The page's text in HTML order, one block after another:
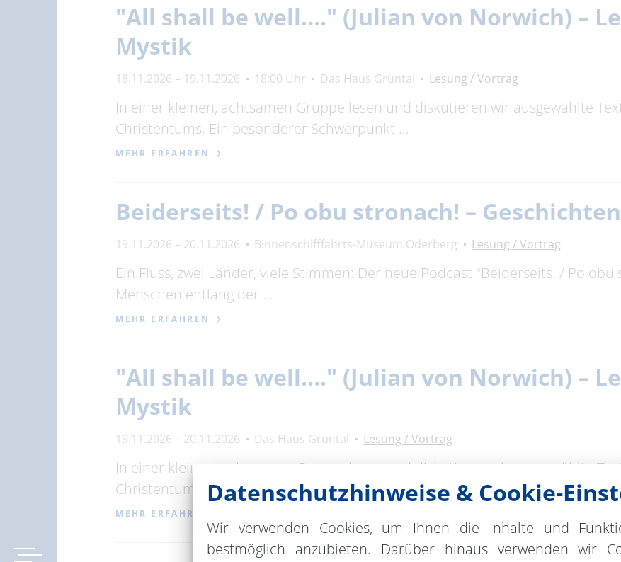
"All shall be well…." (Julian von Norwich) –
Mystik
18.11.2026 – 19.11.2026 18:00 Uhr Das Haus Grüntal Lesung / Vortrag
In einer kleinen, achtsamen Gruppe lesen und diskutieren wir ausgewählte
Christentums. Ein besonderer Schwerpunkt …
MEHR ERFAHREN
Beiderseits! / Po obu stronach! –
19.11.2026 – 20.11.2026 Binnenschifffahrts-Museum Oderberg Lesung / Vortrag
Ein Fluss, zwei Länder, viele Stimmen: Der neue Podcast "Beiderseits! / Po
Menschen entlang der …
MEHR ERFAHREN
"All shall be well…." (Julian von Norwich) –
Mystik
19.11.2026 – 20.11.2026 Das Haus Grüntal Lesung / Vortrag
In einer kleinen, achtsamen Gruppe lesen und diskutieren wir ausgewählte
Christentums. Ein besonderer Schwerpunkt …
MEHR ERFAHREN
Datenschutzhinweise & Cookie-
Wir verwenden Cookies, um Ihnen die Inhalte und
bestmöglich anzubieten. Darüber hinaus verwenden wir